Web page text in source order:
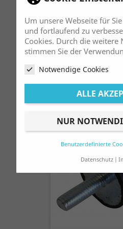
Um unsere Webseite für
und fortlaufend zu
Cookies. Durch die weitere
stimmen Sie der
Notwendige Cookies
ALLE
NUR
Benutzerdefinierte
Datenschutz
Kettenschleifklotz
125 / 200 /
Preis
16,00 €